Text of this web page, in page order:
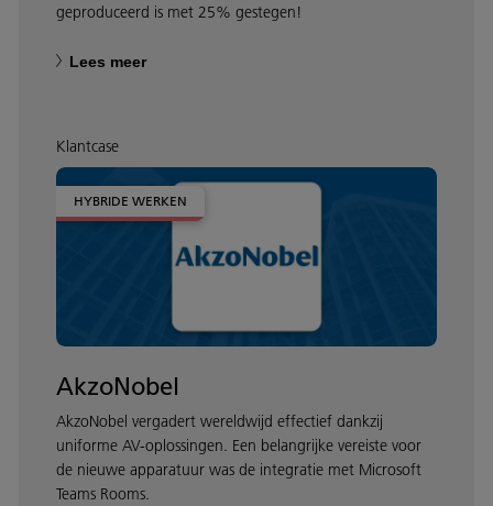
geproduceerd is met 25% gestegen!
Lees meer
Klantcase
HYBRIDE WERKEN
AkzoNobel
AkzoNobel vergadert wereldwijd effectief dankzij
uniforme AV-oplossingen. Een belangrijke vereiste voor
de nieuwe apparatuur was de integratie met Microsoft
Teams Rooms.